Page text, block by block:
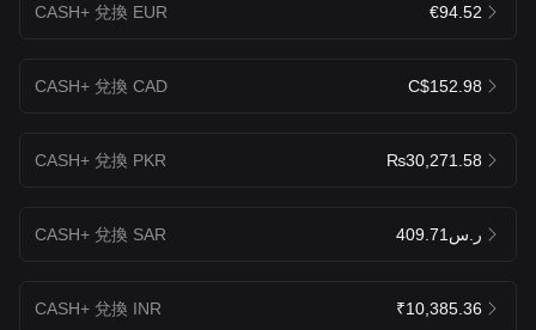
CASH+ 兌換 EUR €94.52
CASH+ 兌換 CAD C$152.98
CASH+ 兌換 PKR ₨30,271.58
CASH+ 兌換 SAR ر.س409.71
CASH+ 兌換 INR ₹10,385.36